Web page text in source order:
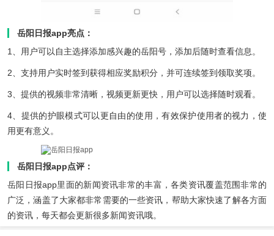
岳阳日报app亮点：
1、用户可以自主选择添加感兴趣的岳阳号，添加后随时查看信息。
2、支持用户实时签到获得相应奖励积分，并可连续签到领取奖项。
3、提供的视频非常清晰，视频更新更快，用户可以选择随时观看。
4、提供的护眼模式可以更自由的使用，有效保护使用者的视力，使
用更有意义。
岳阳日报app点评：
岳阳日报app里面的新闻资讯非常的丰富，各类资讯覆盖范围非常的
广泛，涵盖了大家都非常需要的一些资讯，帮助大家快速了解各方面
的资讯，每天都会更新很多新闻资讯哦。